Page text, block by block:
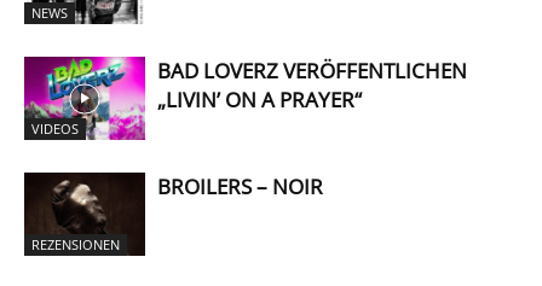
NEWS
VIDEOS
BAD LOVERZ VERÖFFENTLICHEN
„LIVIN’ ON A PRAYER“
REZENSIONEN
BROILERS – NOIR